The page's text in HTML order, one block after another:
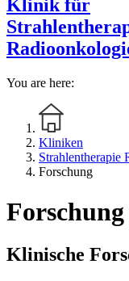
Klinik für
You are here:
Kliniken
Strahlentherapie
Forschung
Forschung
Klinische